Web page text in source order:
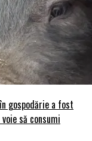
gospodărie a fost
să consumi